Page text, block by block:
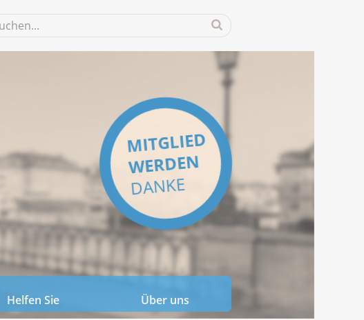
MITGLIED
WERDEN
DANKE
Helfen Sie Über uns